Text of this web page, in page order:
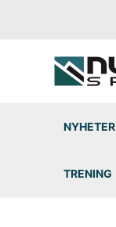
NYHETER
TRENING